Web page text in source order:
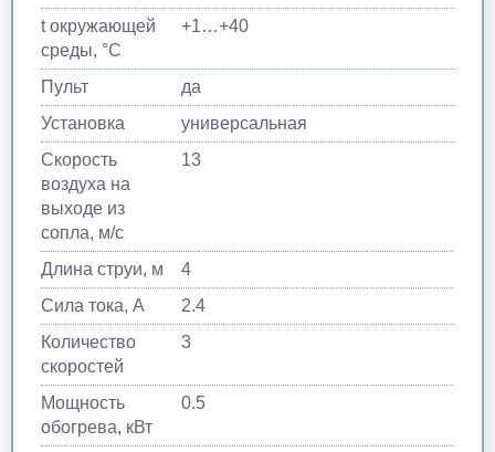
t окружающей
среды, °C
+1…+40
Пульт
да
Установка
универсальная
Скорость
воздуха на
выходе из
сопла, м/с
13
Длина струи, м
4
Сила тока, A
2.4
Количество
скоростей
3
Мощность
обогрева, кВт
0.5